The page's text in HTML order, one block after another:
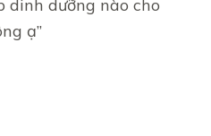
dinh dưỡng nào cho
ạ”